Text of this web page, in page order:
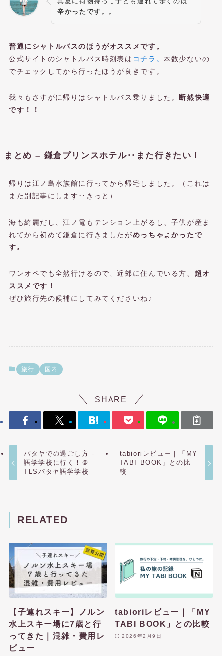
辛かったです。。
普通にシャトルバスのほうがオススメです。
公式サイトのシャトルバス時刻表は コチラ。本数少ないの
でチェックしてから行ったほうが良きです。
我々もさすがに帰りはシャトルバス乗りました。断然快適
です！！
まとめ – 鎌倉プリンスホテル‥また行きたい！
帰りは江ノ島水族館に行ってから帰宅しました。（これは
また別記事にします‥きっと）
海も綺麗だし、江ノ電もテンション上がるし、子供が産ま
れてから初めて鎌倉に行きましたがめっちゃよかったで
す。
ワンオペでも全然行けるので、近郊に住んでいる方、 超オ
ススメです！
ぜひ旅行先の候補にしてみてくださいね♪
旅行 国内
SHARE
パタヤでの過ごし方 -
語学学校に行く！＠
TLSパタヤ語学学校
tabioriレビュー｜「MY
TABI BOOK」との比
較
RELATED
【子連れスキー】ノルン
水上スキー場に7歳と行
ってきた｜混雑・費用レ
ビュー
tabioriレビュー｜「MY
TABI BOOK」との比較
2026年2月9日